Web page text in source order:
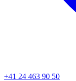
+41 24 463 90 50